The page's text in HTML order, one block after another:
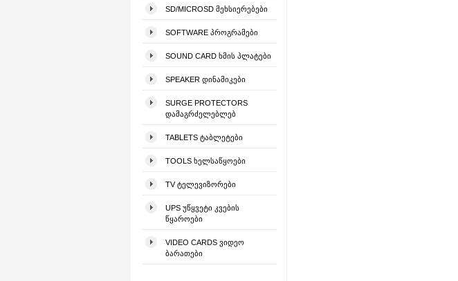
SD/MICROSD ᲛᲔᲮᲡᲘᲔᲠᲔᲑᲔᲑᲘ
SOFTWARE ᲞᲠᲝᲒᲠᲐᲛᲔᲑᲘ
SOUND CARD ᲮᲛᲘᲡ ᲞᲚᲐᲢᲔᲑᲘ
SPEAKER ᲓᲘᲜᲐᲛᲘᲙᲔᲑᲘ
SURGE PROTECTORS
ᲓᲐᲛᲐᲒᲠᲫᲔᲚᲔᲑᲚᲔᲑ
TABLETS ᲢᲐᲑᲚᲔᲢᲔᲑᲘ
TOOLS ᲮᲔᲚᲡᲐᲬᲧᲝᲔᲑᲘ
TV ᲢᲔᲚᲔᲕᲘᲖᲝᲠᲔᲑᲘ
UPS ᲣᲬᲧᲕᲔᲢᲘ ᲙᲕᲔᲑᲘᲡ
ᲬᲧᲐᲠᲝᲔᲑᲘ
VIDEO CARDS ᲕᲘᲓᲔᲝ
ᲑᲐᲠᲐᲗᲔᲑᲘ